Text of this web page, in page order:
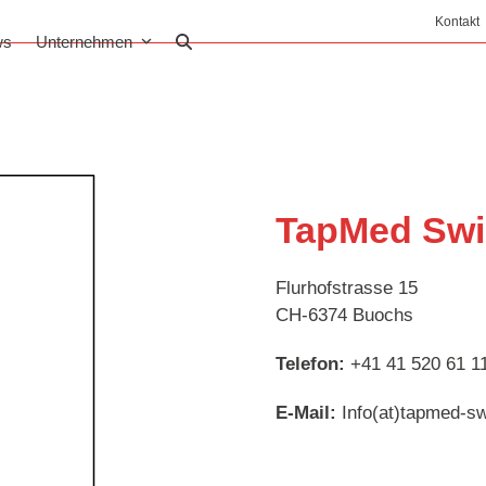
Kontakt
Unternehmen
TapMed
Flurhofstrasse 15
CH-6374 Buochs
Telefon: +41 41 520 61
E-Mail: Info(at)tapmed-